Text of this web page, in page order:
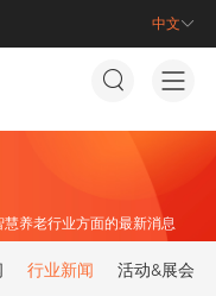
中文

养老行业方面的最新消息
行业新闻 活动&展会